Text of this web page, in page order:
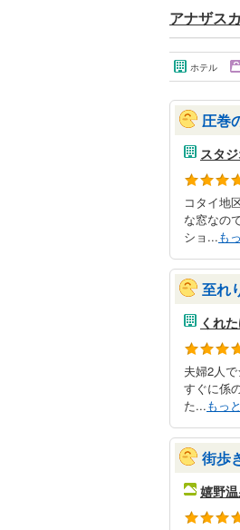
アナザス
ホテル
圧巻
スタ
コタイ地
な窓なの
ショ...も
至れ
くれ
夫婦2人
すぐに係
た...もっ
街歩
嬉野